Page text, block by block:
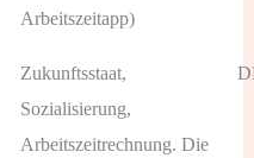
Arbeitszeitapp)
Zukunftsstaat,
Sozialisierung,
Arbeitszeitrechnung. Die